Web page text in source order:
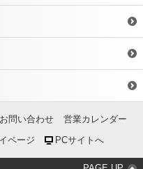
お問い合わせ
営業カレンダー
ページ PCサイトへ